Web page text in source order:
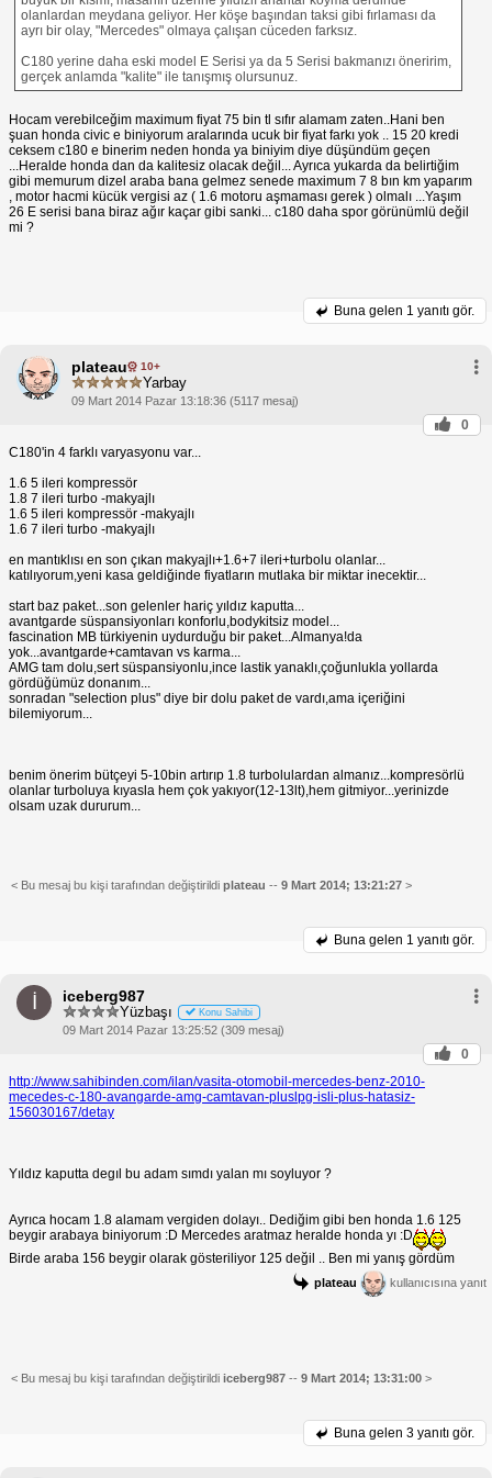
olanlardan meydana geliyor. Her köşe başından taksi gibi fırlaması da
ayrı bir olay, "Mercedes" olmaya çalışan cüceden farksız.
C180 yerine daha eski model E Serisi ya da 5 Serisi bakmanızı öneririm,
gerçek anlamda "kalite" ile tanışmış olursunuz.
Hocam verebilceğim maximum fiyat 75 bin tl sıfır alamam zaten..Hani ben
şuan honda civic e biniyorum aralarında ucuk bir fiyat farkı yok .. 15 20 kredi
ceksem c180 e binerim neden honda ya biniyim diye düşündüm geçen
...Heralde honda dan da kalitesiz olacak değil... Ayrıca yukarda da belirtiğim
gibi memurum dizel araba bana gelmez senede maximum 7 8 bın km yaparım
, motor hacmi kücük vergisi az ( 1.6 motoru aşmaması gerek ) olmalı ...Yaşım
26 E serisi bana biraz ağır kaçar gibi sanki... c180 daha spor görünümlü değil
mi ?
Buna gelen 1 yanıtı gör.
plateau 10+
Yarbay
09 Mart 2014 Pazar 13:18:36 (5117 mesaj)
0
C180'in 4 farklı varyasyonu var...
1.6 5 ileri kompressör
1.8 7 ileri turbo -makyajlı
1.6 5 ileri kompressör -makyajlı
1.6 7 ileri turbo -makyajlı
en mantıklısı en son çıkan makyajlı+1.6+7 ileri+turbolu olanlar...
katılıyorum,yeni kasa geldiğinde fiyatların mutlaka bir miktar inecektir...
start baz paket...son gelenler hariç yıldız kaputta...
avantgarde süspansiyonları konforlu,bodykitsiz model...
fascination MB türkiyenin uydurduğu bir paket...Almanya!da
yok...avantgarde+camtavan vs karma...
AMG tam dolu,sert süspansiyonlu,ince lastik yanaklı,çoğunlukla yollarda
gördüğümüz donanım...
sonradan "selection plus" diye bir dolu paket de vardı,ama içeriğini
bilemiyorum...
benim önerim bütçeyi 5-10bin artırıp 1.8 turbolulardan almanız...kompresörlü
olanlar turboluya kıyasla hem çok yakıyor(12-13lt),hem gitmiyor...yerinizde
olsam uzak dururum...
< Bu mesaj bu kişi tarafından değiştirildi plateau -- 9 Mart 2014; 13:21:27 >
Buna gelen 1 yanıtı gör.
İ iceberg987
Yüzbaşı Konu Sahibi
09 Mart 2014 Pazar 13:25:52 (309 mesaj)
0
http://www.sahibinden.com/ilan/vasita-otomobil-mercedes-benz-2010-
mecedes-c-180-avangarde-amg-camtavan-pluslpg-isli-plus-hatasiz-
156030167/detay
Yıldız kaputta degıl bu adam sımdı yalan mı soyluyor ?
Ayrıca hocam 1.8 alamam vergiden dolayı.. Dediğim gibi ben honda 1.6 125
beygir arabaya biniyorum :D Mercedes aratmaz heralde honda yı :D
Birde araba 156 beygir olarak gösteriliyor 125 değil .. Ben mi yanış gördüm
plateau kullanıcısına yanıt
< Bu mesaj bu kişi tarafından değiştirildi iceberg987 -- 9 Mart 2014; 13:31:00 >
Buna gelen 3 yanıtı gör.